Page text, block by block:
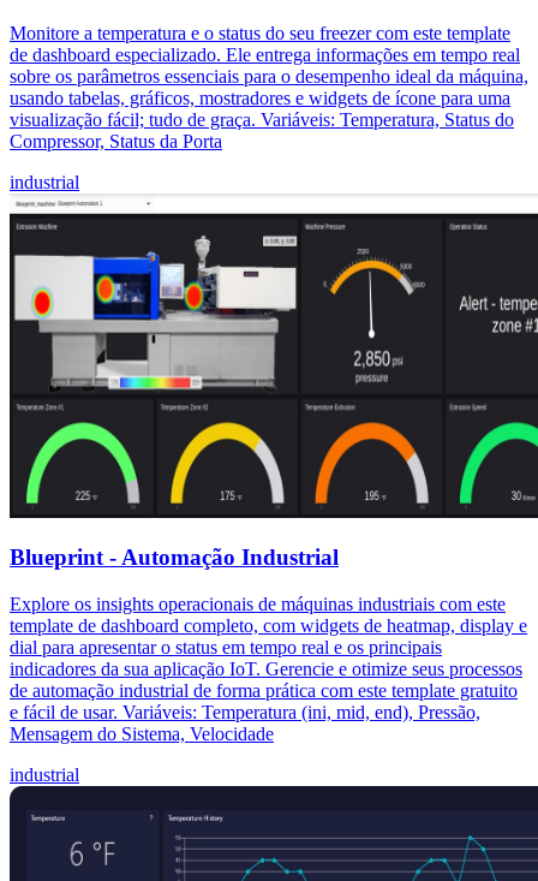
Monitore a temperatura e o status do seu freezer com este template
de dashboard especializado. Ele entrega informações em tempo real
sobre os parâmetros essenciais para o desempenho ideal da máquina,
usando tabelas, gráficos, mostradores e widgets de ícone para uma
visualização fácil; tudo de graça. Variáveis: Temperatura, Status do
Compressor, Status da Porta
industrial
Blueprint - Automação Industrial
Explore os insights operacionais de máquinas industriais com este
template de dashboard completo, com widgets de heatmap, display e
dial para apresentar o status em tempo real e os principais
indicadores da sua aplicação IoT. Gerencie e otimize seus processos
de automação industrial de forma prática com este template gratuito
e fácil de usar. Variáveis: Temperatura (ini, mid, end), Pressão,
Mensagem do Sistema, Velocidade
industrial